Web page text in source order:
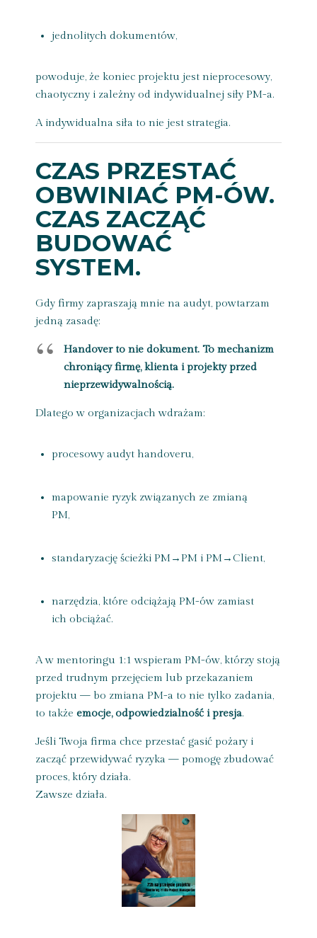
jednolitych dokumentów,
powoduje, że koniec projektu jest nieprocesowy,
chaotyczny i zależny od indywidualnej siły PM-a.
A indywidualna siła to nie jest strategia.
CZAS PRZESTAĆ
OBWINIAĆ PM-ÓW.
CZAS ZACZĄĆ
BUDOWAĆ
SYSTEM.
Gdy firmy zapraszają mnie na audyt, powtarzam
jedną zasadę:
Handover to nie dokument. To mechanizm
chroniący firmę, klienta i projekty przed
nieprzewidywalnością.
Dlatego w organizacjach wdrażam:
procesowy audyt handoveru,
mapowanie ryzyk związanych ze zmianą
PM,
standaryzację ścieżki PM→PM i PM→Client,
narzędzia, które odciążają PM-ów zamiast
ich obciążać.
A w mentoringu 1:1 wspieram PM-ów, którzy stoją
przed trudnym przejęciem lub przekazaniem
projektu — bo zmiana PM-a to nie tylko zadania,
to także emocje, odpowiedzialność i presja.
Jeśli Twoja firma chce przestać gasić pożary i
zacząć przewidywać ryzyka — pomogę zbudować
proces, który działa.
Zawsze działa.